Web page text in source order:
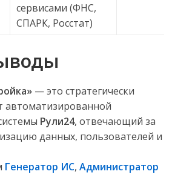
сервисами (ФНС,
СПАРК, Росстат)
— это стратегически
Рули24, отвечающий за
данных, пользователей и
Генератор ИС,Администратор